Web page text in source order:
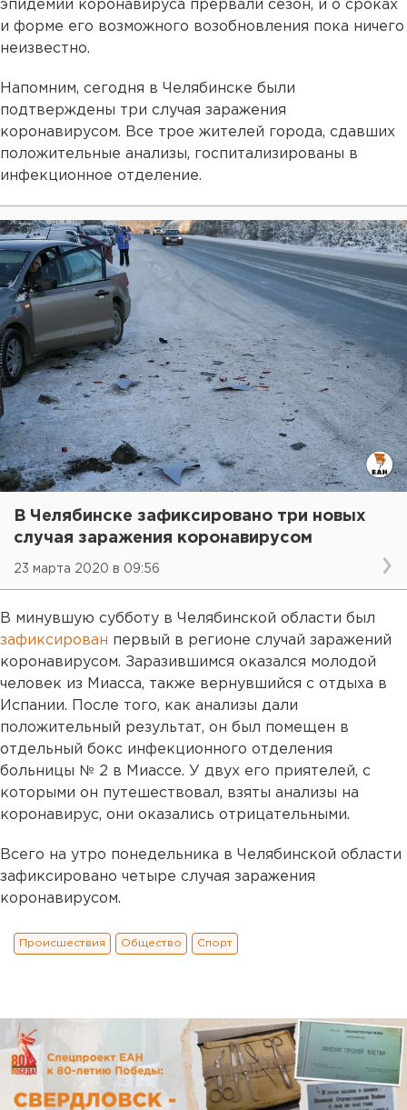
эпидемии коронавируса прервали сезон, и о сроках
и форме его возможного возобновления пока ничего
неизвестно.
Напомним, сегодня в Челябинске были
подтверждены три случая заражения
коронавирусом. Все трое жителей города, сдавших
положительные анализы, госпитализированы в
инфекционное отделение.
В Челябинске зафиксировано три новых
случая заражения коронавирусом
23 марта 2020 в 09:56
В минувшую субботу в Челябинской области был
зафиксирован первый в регионе случай заражений
коронавирусом. Заразившимся оказался молодой
человек из Миасса, также вернувшийся с отдыха в
Испании. После того, как анализы дали
положительный результат, он был помещен в
отдельный бокс инфекционного отделения
больницы № 2 в Миассе. У двух его приятелей, с
которыми он путешествовал, взяты анализы на
коронавирус, они оказались отрицательными.
Всего на утро понедельника в Челябинской области
зафиксировано четыре случая заражения
коронавирусом.
Происшествия Общество Спорт